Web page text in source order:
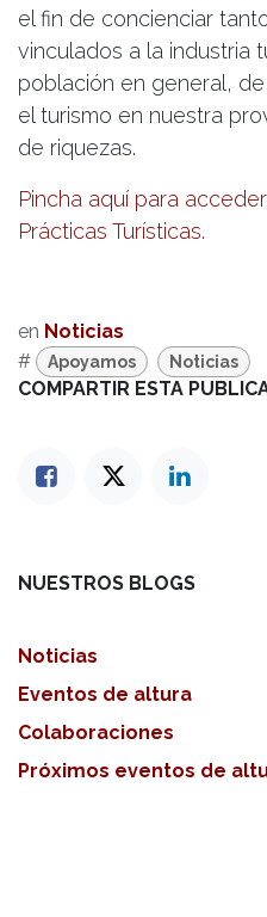
el fin de concienciar
vinculados a la industria
población en general,
el turismo en nuestra
de riquezas.
Pincha aquí para
Prácticas Turísticas.
en Noticias
#
Apoyamos Noticias
COMPARTIR ESTA
NUESTROS BLOGS
Noticias
Eventos de altura
Colaboraciones
Próximos eventos de